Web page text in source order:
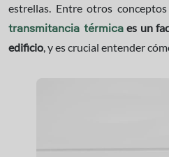
estrellas. Entre otros
transmitancia térmicaes un
edificio , y es crucial entender